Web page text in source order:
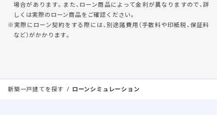
場合があります。また、ローン商品によって金利が異なりますので、詳
しくは実際のローン商品をご確認ください。
実際にローン契約をする際には、別途諸費用（手数料や印紙税、保証料
など）がかかります。
新築一戸建てを探す ローンシミュレーション